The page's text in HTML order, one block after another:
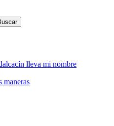
lleva mi nombre
maneras